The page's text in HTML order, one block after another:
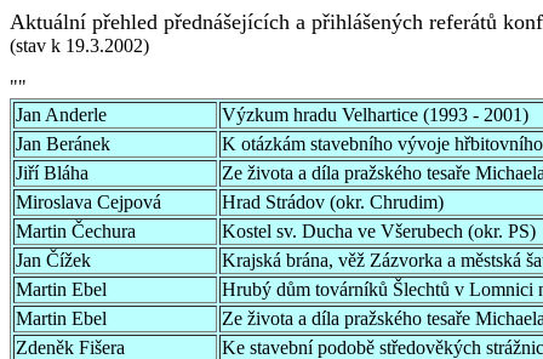
Aktuální přehled přednášejících a přihlášených referátů
(stav k 19.3.2002)
""
Jan Anderle
Výzkum hradu Velhartice (1993 - 2001)
Jan Beránek
K otázkám stavebního vývoje
Jiří Bláha
Ze života a díla pražského tesaře
Miroslava Cejpová
Hrad Strádov (okr. Chrudim)
Martin Čechura
Kostel sv. Ducha ve Všerubech (okr. PS)
Jan Čížek
Krajská brána, věž Zázvorka a městská
Martin Ebel
Hrubý dům továrníků Šlechtů v Lomnici
Martin Ebel
Ze života a díla pražského tesaře
Zdeněk Fišera
Ke stavební podobě středověkých strážnic